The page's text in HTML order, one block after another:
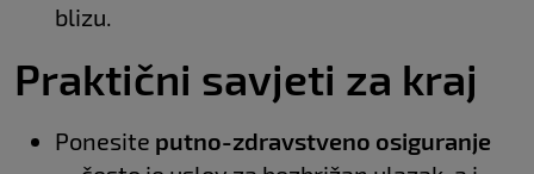
blizu.
Praktični savjeti za kraj
Ponesite putno-zdravstveno osiguranje